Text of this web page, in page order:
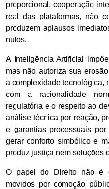
proporcional, cooperação
real das plataformas, não
produzem aplausos
nulos.
A Inteligência Artificial
mas não autoriza sua
a complexidade tecnológica,
com a racionalidade
regulatória e o respeito ao
análise técnica por reação,
e garantias processuais
gerar conforto simbólico e
produz justiça nem soluções
O papel do Direito não é
movidos por comoção